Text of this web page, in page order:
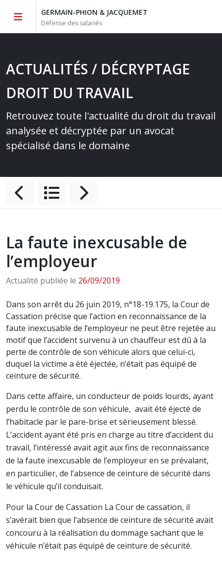
GERMAIN-PHION & JACQUEMET
Défense des salariés
ACTUALITÉS / DÉCRYPTAGE
DROIT DU TRAVAIL
Retrouvez toute l'actualité du droit du travail
analysée et décryptée par un avocat
spécialisé dans le domaine
La faute inexcusable de
l’employeur
Actualité publiée le 26/09/2019
Dans son arrêt du 26 juin 2019, n°18-19.175, la Cour de
Cassation précise que l’action en reconnaissance de la
faute inexcusable de l’employeur ne peut être rejetée au
motif que l’accident survenu à un chauffeur est dû à la
perte de contrôle de son véhicule alors que celui-ci,
duquel la victime a été éjectée, n’était pas équipé de
ceinture de sécurité.
Dans cette affaire, un conducteur de poids lourds, ayant
perdu le contrôle de son véhicule, avait été éjecté de
l’habitacle par le pare-brise et sérieusement blessé.
L’accident ayant été pris en charge au titre d’accident du
travail, l’intéressé avait agit aux fins de reconnaissance
de la faute inexcusable de l’employeur en se prévalant,
en particulier, de l’absence de ceinture de sécurité dans
le véhicule qu’il conduisait.
Pour la Cour de Cassation La Cour de cassation, il
s’avérait bien que l’absence de ceinture de sécurité avait
concouru à la réalisation du dommage sachant que le
véhicule n’était pas équipé de ceinture de sécurité.